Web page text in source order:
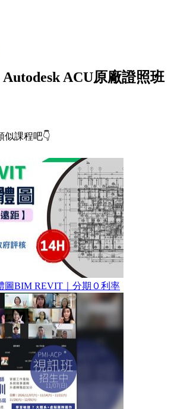
Autodesk ACU原廠證照班
似課程吧👇
圖BIM REVIT｜分期０利率